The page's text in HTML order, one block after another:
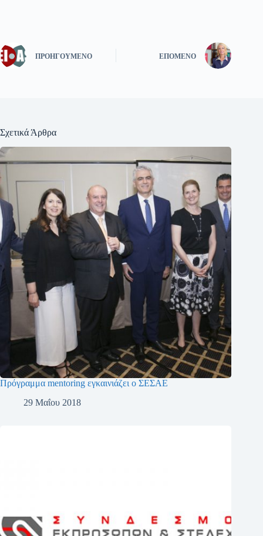
ΠΡΟΗΓΟΎΜΕΝΟ ΕΠΌΜΕΝΟ
Σχετικά Άρθρα
Πρόγραμμα mentoring εγκαινιάζει ο ΣΕΣΑΕ
29 Μαΐου 2018